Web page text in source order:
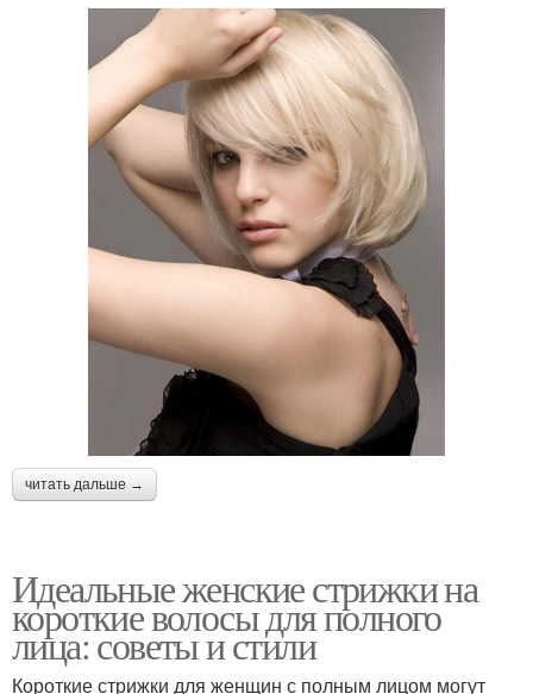
читать дальше →
Идеальные женские стрижки на
короткие волосы для полного
лица: советы и стили
Короткие стрижки для женщин с полным лицом могут